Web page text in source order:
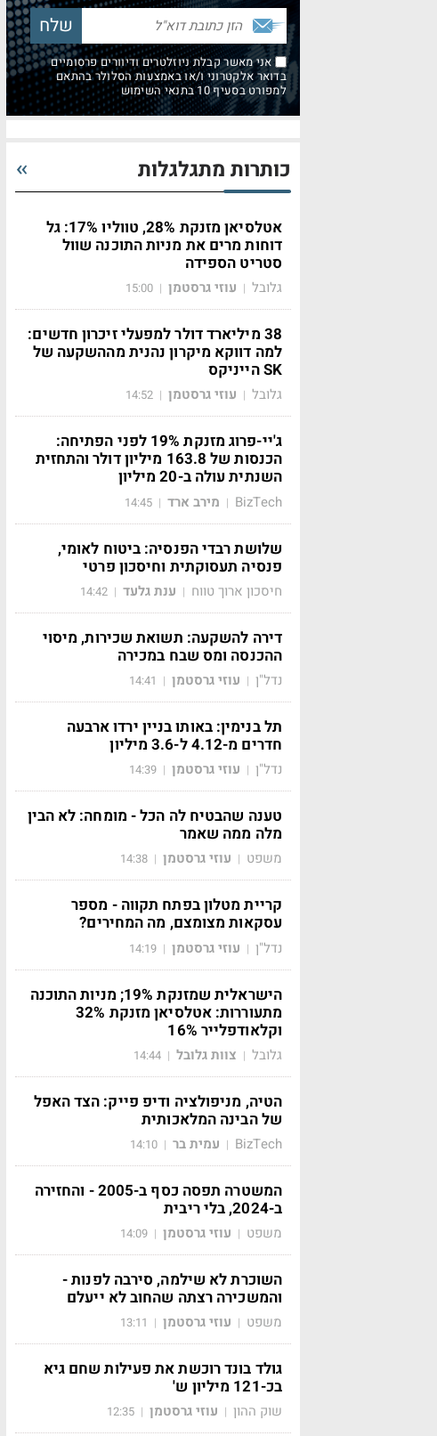
אני מאשר קבלת ניוזלטרים ודיוורים פרסומיים
בדואר אלקטרוני ו/או באמצעות הסלולר בהתאם
למפורט בסעיף 10 בתנאי השימוש
כותרות מתגלגלות
אטלסיאן מזנקת 28%, טווליו 17%: גל
דוחות מרים את מניות התוכנה שוול
סטריט הספידה
גלובל | עוזי גרסטמן |
15:00
38 מיליארד דולר למפעלי זיכרון חדשים:
למה דווקא מיקרון נהנית מההשקעה של
SK הייניקס
גלובל | עוזי גרסטמן |
14:52
ג'יי-פרוג מזנקת 19% לפני הפתיחה:
הכנסות של 163.8 מיליון דולר והתחזית
השנתית עולה ב-20 מיליון
BizTech
| מירב ארד |
14:45
שלושת רבדי הפנסיה: ביטוח לאומי,
פנסיה תעסוקתית וחיסכון פרטי
חיסכון ארוך טווח | ענת גלעד |
14:42
דירה להשקעה: תשואת שכירות, מיסוי
ההכנסה ומס שבח במכירה
נדל"ן | עוזי גרסטמן |
14:41
תל בנימין: באותו בניין ירדו ארבעה
חדרים מ-4.12 ל-3.6 מיליון
נדל"ן | עוזי גרסטמן |
14:39
טענה שהבטיח לה הכל - מומחה: לא הבין
מלה ממה שאמר
משפט | עוזי גרסטמן |
14:38
קריית מטלון בפתח תקווה - מספר
עסקאות מצומצם, מה המחירים?
נדל"ן | עוזי גרסטמן |
14:19
הישראלית שמזנקת 19%; מניות התוכנה
מתעוררות: אטלסיאן מזנקת 32%
וקלאודפלייר 16%
גלובל | צוות גלובל |
14:44
הטיה, מניפולציה ודיפ פייק: הצד האפל
של הבינה המלאכותית
BizTech
| עמית בר |
14:10
המשטרה תפסה כסף ב-2005 - והחזירה
ב-2024, בלי ריבית
משפט | עוזי גרסטמן |
14:09
השוכרת לא שילמה, סירבה לפנות -
והמשכירה רצתה שהחוב לא ייעלם
משפט | עוזי גרסטמן |
13:11
גולד בונד רוכשת את פעילות שחם גיא
בכ-121 מיליון ש'
שוק ההון | עוזי גרסטמן |
12:35